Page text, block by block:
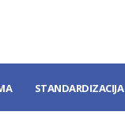
STANDARDIZACIJA